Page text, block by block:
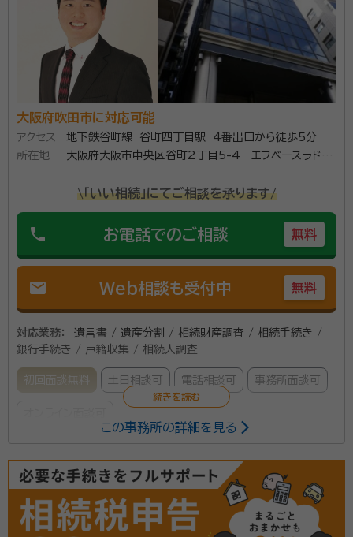
など、相続問題に関する手続きをサポートさせて頂きま
す。 何よりもお客様の想いが遺り、円満な相続が実現で
きるように、ご希望をお伺いながら、お客様の実情にあ
った解決方法を提案いたします。 まずは、ご相談からお
気軽にお問合せください。
所属団体：大阪府行政書士会、一般社団法人相続診断士会
大阪府吹田市に対応可能
アクセス
地下鉄谷町線 谷町四丁目駅 4番出口から徒歩5分
所在地
大阪府大阪市中央区谷町2丁目5-4 エフベースラドル
\「いい相続」にてご相談を承ります/
phone お電話でのご相談 無料
mail Web相談も受付中 無料
対応業務：
遺言書 / 遺産分割 / 相続財産調査 / 相続手続き /
銀行手続き / 戸籍収集 / 相続人調査
初回面談無料 土日相談可 電話相談可 事務所面談可
綿谷 俊彦（わたたに としひこ）
代表行政書士
経歴：
平成27年：行政書士事務所開業 平成29年：行政書士事務所を法
人化
この事務所の詳細を見る